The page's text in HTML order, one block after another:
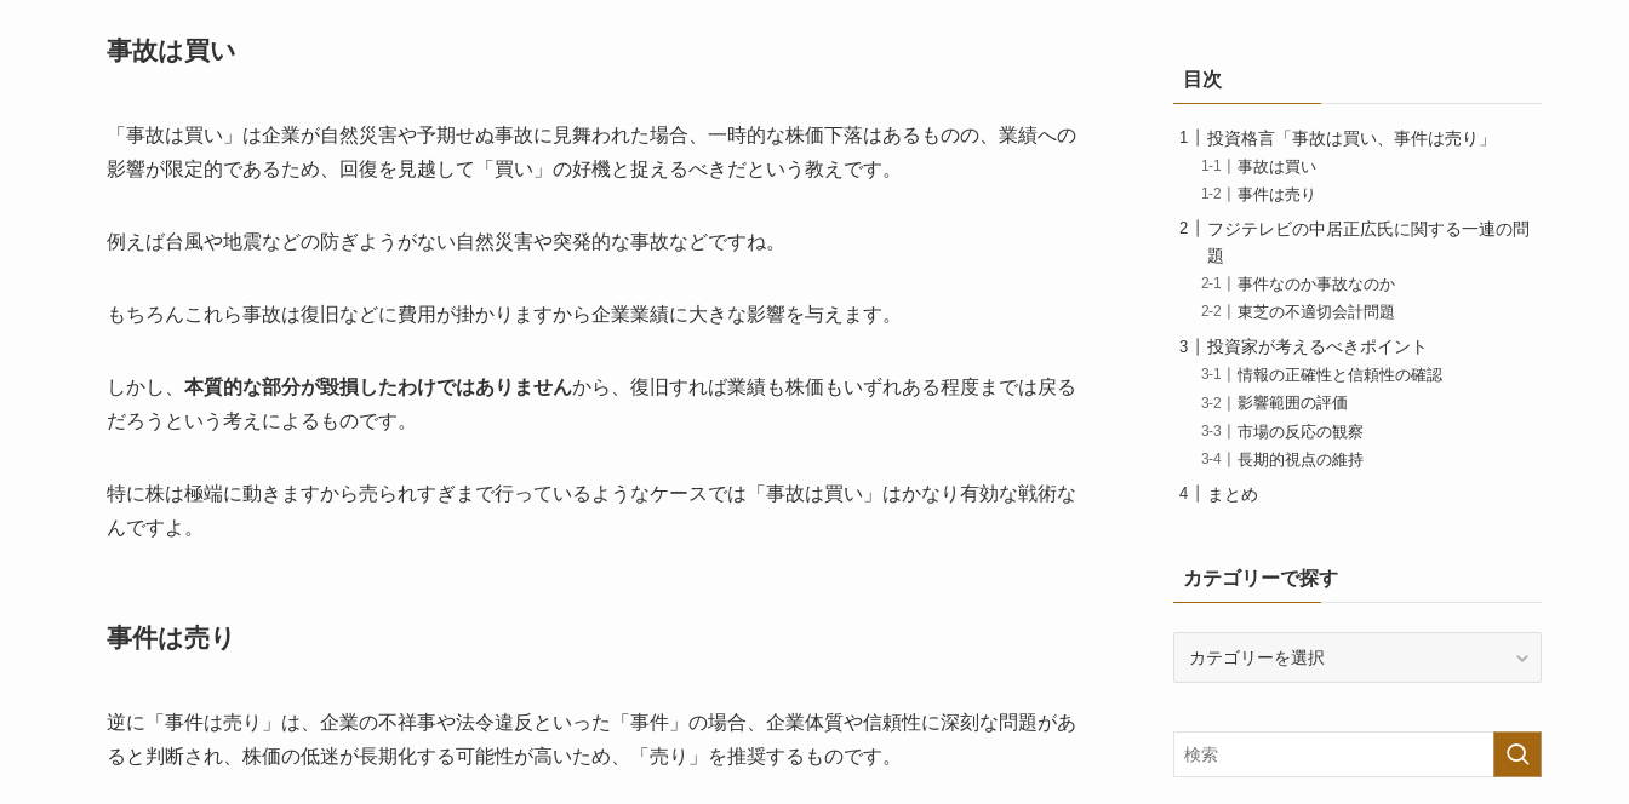
事故は買い
「事故は買い」は企業が自然災害や予期せぬ事故に見舞われた場合、一時的な株価下落はあるものの、業績への
影響が限定的であるため、回復を見越して「買い」の好機と捉えるべきだという教えです。​
例えば台風や地震などの防ぎようがない自然災害や突発的な事故などですね。
もちろんこれら事故は復旧などに費用が掛かりますから企業業績に大きな影響を与えます。
しかし、 本質的な部分が毀損したわけではありませんから、復旧すれば業績も株価もいずれある程度までは戻る
だろうという考えによるものです。
特に株は極端に動きますから売られすぎまで行っているようなケースでは「事故は買い」はかなり有効な戦術な
んですよ。
事件は売り
逆に「事件は売り」は、企業の不祥事や法令違反といった「事件」の場合、企業体質や信頼性に深刻な問題があ
ると判断され、株価の低迷が長期化する可能性が高いため、「売り」を推奨するものです。
目次
投資格言「事故は買い、事件は売り」
事故は買い
事件は売り
フジテレビの中居正広氏に関する一連の問
題
​事件なのか事故なのか
東芝の不適切会計問題
投資家が考えるべきポイント
情報の正確性と信頼性の確認
影響範囲の評価
市場の反応の観察
長期的視点の維持
まとめ
カテゴリーで探す
ー
で